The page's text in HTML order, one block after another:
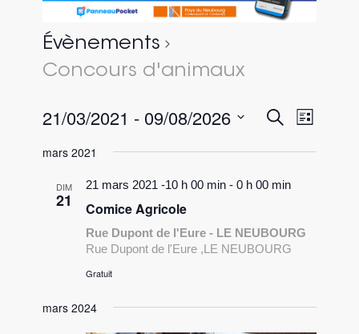
Évènements
Concours d'animaux
de
Recherche
vues
Liste
21/03/2021 - 09/08/2026
une
mars 2021
DIM
21
21 mars 2021 -10 h 00 min -0 h 00 min
Comice Agricole
Rue Dupont de l'Eure - LE NEUBOURG
Rue Dupont de l'Eure ,LE NEUBOURG
Gratuit
mars 2024